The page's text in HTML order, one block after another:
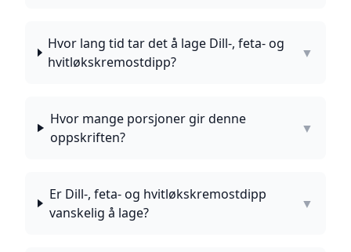
Hvor lang tid tar det å lage Dill-, feta- og
hvitløkskremostdipp?
▼
Hvor mange porsjoner gir denne
oppskriften?
▼
Er Dill-, feta- og hvitløkskremostdipp
vanskelig å lage?
▼